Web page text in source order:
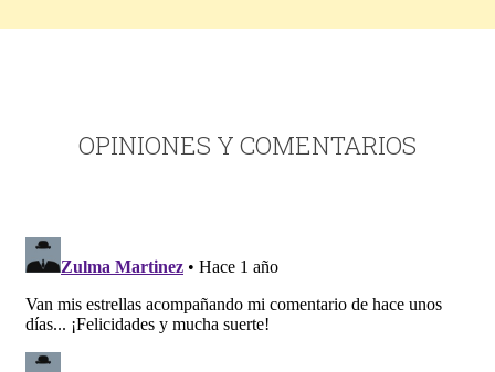
OPINIONES Y COMENTARIOS